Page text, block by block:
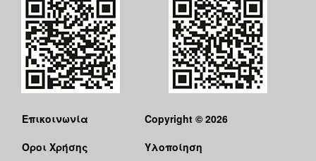
Επικοινωνία
Όροι Χρήσης
Copyright © 2026
Υλοποίηση